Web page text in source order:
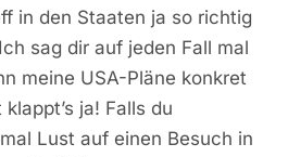
in den Staaten ja so richtig
sag dir auf jeden Fall mal
meine USA-Pläne konkret
ja! Falls du
Lust auf einen Besuch in